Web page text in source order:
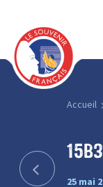
Accueil
25 mai